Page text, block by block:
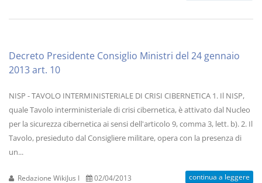
Decreto Presidente Consiglio Ministri del 24 gennaio
2013 art. 10
NISP - TAVOLO INTERMINISTERIALE DI CRISI CIBERNETICA 1. Il NISP,
quale Tavolo interministeriale di crisi cibernetica, è attivato dal Nucleo
per la sicurezza cibernetica ai sensi dell'articolo 9, comma 3, lett. b). 2. Il
Tavolo, presieduto dal Consigliere militare, opera con la presenza di
un...
Redazione WikiJus I 02/04/2013 continua a leggere